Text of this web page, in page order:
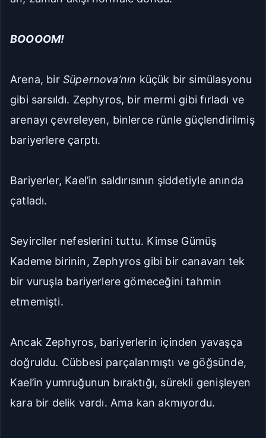
BOOOOM!
Arena, bir Süpernova’nın küçük bir simülasyonu
gibi sarsıldı. Zephyros, bir mermi gibi fırladı ve
arenayı çevreleyen, binlerce rünle güçlendirilmiş
bariyerlere çarptı.
Bariyerler, Kael’in saldırısının şiddetiyle anında
çatladı.
Seyirciler nefeslerini tuttu. Kimse Gümüş
Kademe birinin, Zephyros gibi bir canavarı tek
bir vuruşla bariyerlere gömeceğini tahmin
etmemişti.
Ancak Zephyros, bariyerlerin içinden yavaşça
doğruldu. Cübbesi parçalanmıştı ve göğsünde,
Kael’in yumruğunun bıraktığı, sürekli genişleyen
kara bir delik vardı. Ama kan akmıyordu.